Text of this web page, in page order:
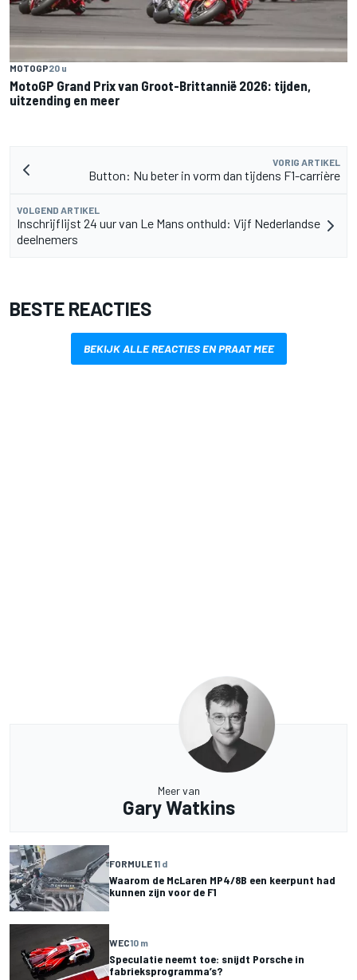
MOTOGP20 u
MotoGP Grand Prix van Groot-Brittannië 2026: tijden,
uitzending en meer
VORIG ARTIKEL
Button: Nu beter in vorm dan tijdens F1-carrière
VOLGEND ARTIKEL
Inschrijflijst 24 uur van Le Mans onthuld: Vijf Nederlandse
deelnemers
BESTE REACTIES
BEKIJK ALLE REACTIES EN PRAAT MEE
Meer van
Gary Watkins
FORMULE 11 d
Waarom de McLaren MP4/8B een keerpunt had
kunnen zijn voor de F1
WEC10 m
Speculatie neemt toe: snijdt Porsche in
fabrieksprogramma’s?